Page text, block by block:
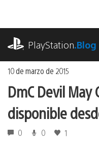
contenido
PlayStation.Blog
10 de marzo de 2015
DmC Devil
disponible
0 0 1